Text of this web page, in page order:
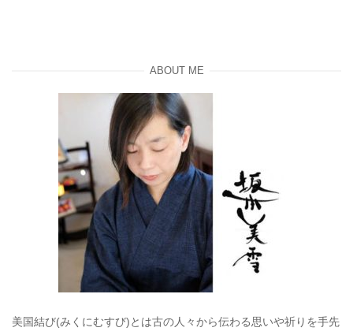
ABOUT ME
美国結び(みくにむすび)とは古の人々から伝わる思いや祈りを手先